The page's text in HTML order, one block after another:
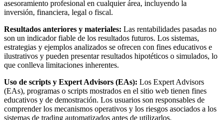
asesoramiento profesional en cualquier área, incluyendo la
inversión, financiera, legal o fiscal.
Resultados anteriores y materiales: Las rentabilidades pasadas no
son un indicador fiable de los resultados futuros. Los sistemas,
estrategias y ejemplos analizados se ofrecen con fines educativos e
ilustrativos y pueden presentar resultados hipotéticos o simulados, lo
que conlleva limitaciones inherentes.
Uso de scripts y Expert Advisors (EAs): Los Expert Advisors
(EAs), programas o scripts mostrados en el sitio web tienen fines
educativos y de demostración. Los usuarios son responsables de
comprender los mecanismos operativos y los riesgos asociados a los
sistemas de trading automatizados antes de utilizarlos.